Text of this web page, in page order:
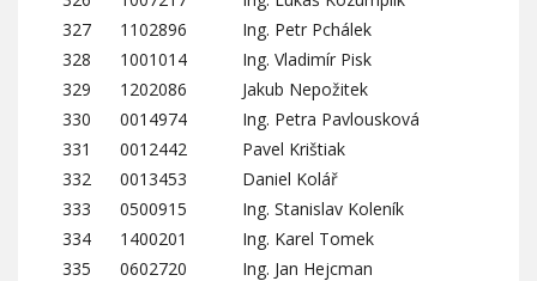
327
1102896
Ing. Petr Pchálek
328
1001014
Ing. Vladimír Pisk
329
1202086
Jakub Nepožitek
330
0014974
Ing. Petra Pavlousková
331
0012442
Pavel Krištiak
332
0013453
Daniel Kolář
333
0500915
Ing. Stanislav Koleník
334
1400201
Ing. Karel Tomek
335
0602720
Ing. Jan Hejcman